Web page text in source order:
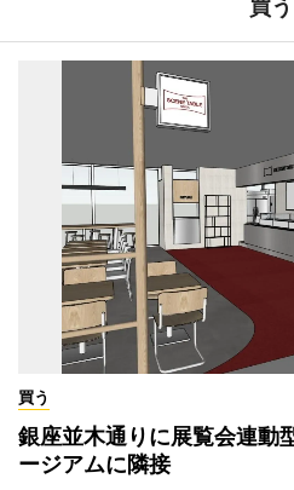
買う
買う
銀座並木通りに展覧会連
ージアムに隣接